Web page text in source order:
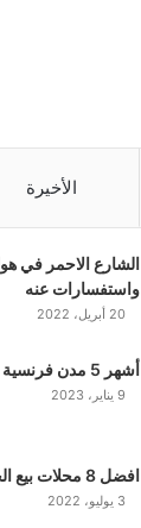
الأخيرة
الشارع الاحمر في
واستفسارات عنه
20 أبريل، 2022
أشهر 5 مدن فرنسية قريبة من سويسرا 2023
9 يناير، 2023
افضل 8 محلات بيع الحلقوم في اسطنبول وتركيا
3 يوليو، 2022